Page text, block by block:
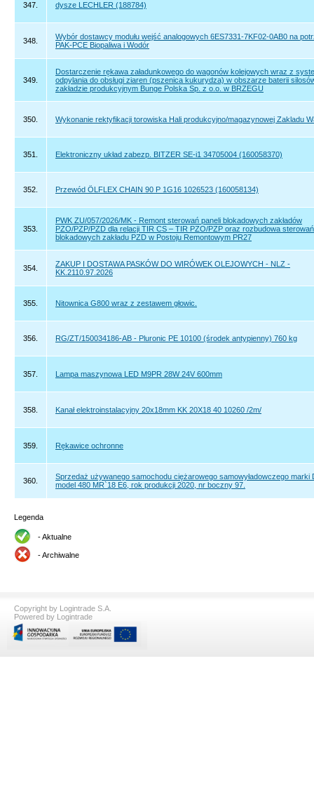
347. dysze LECHLER (188784)
348.
Wybór dostawcy modułu wejść analogowych 6ES7331-7KF02-0AB0 na
PAK-PCE Biopaliwa i Wodór
349.
Dostarczenie rękawa załadunkowego do wagonów kolejowych wraz z
odpylania do obsługi ziaren (pszenica kukurydza) w obszarze baterii
zakładzie produkcyjnym Bunge Polska Sp. z o.o. w BRZEGU
350. Wykonanie rektyfikacji torowiska Hali produkcyjno/magazynowej Zakladu
351. Elektroniczny układ zabezp. BITZER SE-i1 34705004 (160058370)
352. Przewód ÖLFLEX CHAIN 90 P 1G16 1026523 (160058134)
353.
PWK ZU/057/2026/MK - Remont sterowań paneli blokadowych zakładów
PZO/PZP/PZD dla relacji TIR CS – TIR PZO/PZP oraz rozbudowa
blokadowych zakładu PZD w Postoju Remontowym PR27
354.
ZAKUP I DOSTAWA PASKÓW DO WIRÓWEK OLEJOWYCH - NLZ -
KK.2110.97.2026
355. Nitownica G800 wraz z zestawem głowic.
356. RG/ZT/150034186-AB - Pluronic PE 10100 (środek antypienny) 760 kg
357. Lampa maszynowa LED M9PR 28W 24V 600mm
358. Kanał elektroinstalacyjny 20x18mm KK 20X18 40 10260 /2m/
359. Rękawice ochronne
360.
Sprzedaż używanego samochodu ciężarowego samowyładowczego marki
model 480 MR`18 E6, rok produkcji 2020, nr boczny 97.
Legenda
- Aktualne
- Archiwalne
Copyright by Logintrade S.A.
Powered by Logintrade